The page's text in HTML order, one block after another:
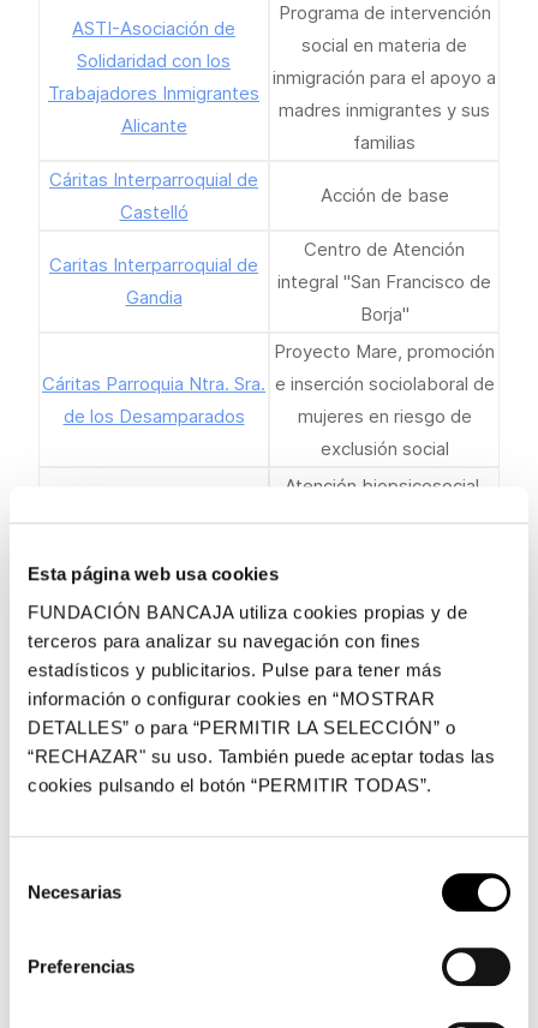
Esta página web usa cookies
FUNDACIÓN BANCAJA utiliza cookies propias y de
terceros para analizar su navegación con fines
estadísticos y publicitarios. Pulse para tener más
información o configurar cookies en “MOSTRAR
DETALLES” o para “PERMITIR LA SELECCIÓN” o
“RECHAZAR" su uso. También puede aceptar todas las
cookies pulsando el botón “PERMITIR TODAS”.
Necesarias
Preferencias
ASTI-Asociación de
Solidaridad con los
Trabajadores Inmigrantes
Alicante
Programa de intervención
social en materia de
inmigración para el apoyo a
madres inmigrantes y sus
familias
Cáritas Interparroquial de
Castelló
Acción de base
Caritas Interparroquial de
Gandia
Centro de Atención
integral "San Francisco de
Borja"
Cáritas Parroquia Ntra. Sra.
de los Desamparados
Proyecto Mare, promoción
e inserción sociolaboral de
mujeres en riesgo de
exclusión social
Ciudadana Contra el Sida
de Castellón
Atención biopsicosocial,
sanitaria y orientación para
vulnerables a la infección
por VIH/ITS
CCASCV-Comité
Ciudadano Antisida
Proyecto ‘Calor y Café’:
servicio de comedor,
ropero y aseo para
personas